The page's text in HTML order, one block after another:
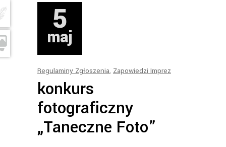
5
maj
Regulaminy Zgłoszenia, Zapowiedzi Imprez
konkurs
fotograficzny
„Taneczne Foto”